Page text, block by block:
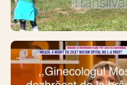
(VIDEO): Cei mai buni
arcași s-au întrecut în
Maramureș